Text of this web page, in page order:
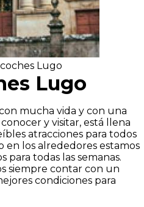
Lugo
Lugo
mucha vida y con una
y visitar, está llena
atracciones para todos
en los alrededores estamos
para todas las semanas.
siempre contar con un
condiciones para